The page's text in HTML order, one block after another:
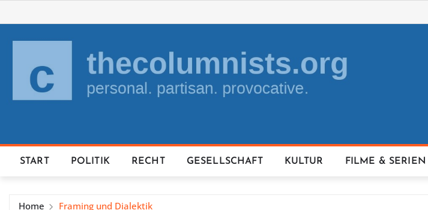
to
content
START POLITIK RECHT GESELLSCHAFT KULTUR FILME & SERIEN
Home Framing und Dialektik